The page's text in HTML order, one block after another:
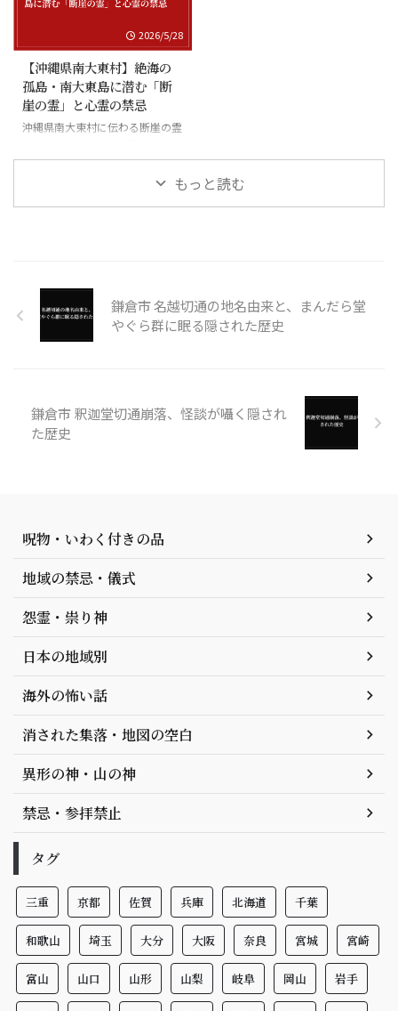
2026/5/28
【沖縄県南大東村】絶海の
孤島・南大東島に潜む「断
崖の霊」と心霊の禁忌
沖縄県南大東村に伝わる断崖の霊
もっと読む
鎌倉市 名越切通の地名由来と、まんだら堂
やぐら群に眠る隠された歴史
鎌倉市 釈迦堂切通崩落、怪談が囁く隠され
た歴史
呪物・いわく付きの品
地域の禁忌・儀式
怨霊・祟り神
日本の地域別
海外の怖い話
消された集落・地図の空白
異形の神・山の神
禁忌・参拝禁止
タグ
三重 京都 佐賀 兵庫 北海道 千葉
和歌山 埼玉 大分 大阪 奈良 宮城 宮崎
富山 山口 山形 山梨 岐阜 岡山 岩手